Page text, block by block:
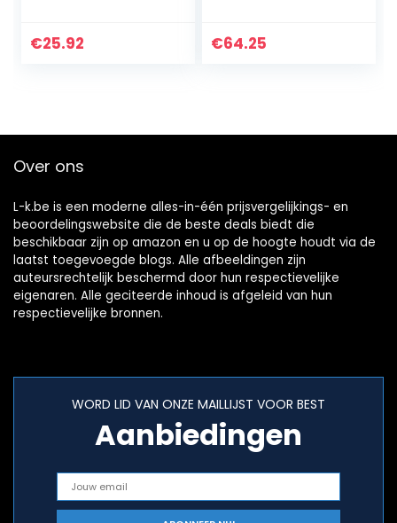
Styling Stick Auto
€25.92
Styling Stick Auto
€64.25
Over ons
L-k.be is een moderne alles-in-één prijsvergelijkings- en
beoordelingswebsite die de beste deals biedt die
beschikbaar zijn op amazon en u op de hoogte houdt via de
laatst toegevoegde blogs. Alle afbeeldingen zijn
auteursrechtelijk beschermd door hun respectievelijke
eigenaren. Alle geciteerde inhoud is afgeleid van hun
respectievelijke bronnen.
WORD LID VAN ONZE MAILLIJST VOOR BEST
Aanbiedingen